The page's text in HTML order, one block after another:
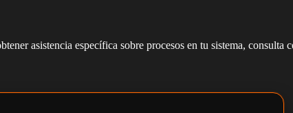
asistencia específica sobre procesos en tu sistema, consulta